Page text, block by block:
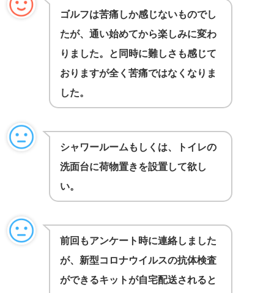
ゴルフは苦痛しか感じないものでし
たが、通い始めてから楽しみに変わ
りました。と同時に難しさも感じて
おりますが全く苦痛ではなくなりま
した。
シャワールームもしくは、トイレの
洗面台に荷物置きを設置して欲し
い。
前回もアンケート時に連絡しました
が、新型コロナウイルスの抗体検査
ができるキットが自宅配送されると